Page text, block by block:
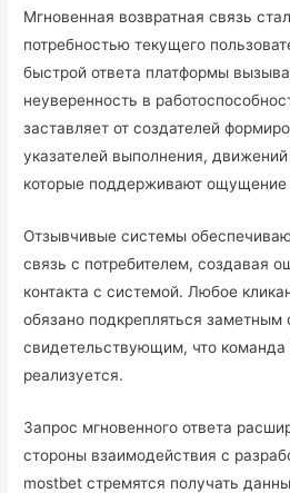
Мгновенная возвратная связь
потребностью текущего
быстрой ответа платформы
неуверенность в
заставляет от создателей
указателей выполнения,
которые поддерживают ощущение
Отзывчивые системы
связь с потребителем, создавая
контакта с системой. Любое
обязано подкрепляться заметным
свидетельствующим, что команда
реализуется.
Запрос мгновенного ответа
стороны взаимодействия с
mostbet стремятся получать